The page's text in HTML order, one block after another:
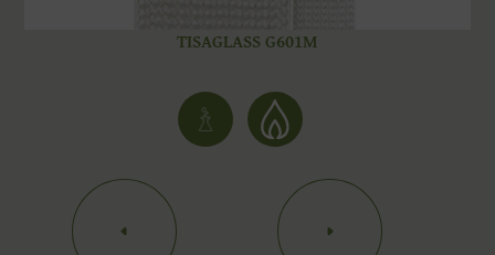
Afficher
plus
d'éléments
Afficher
plus
d'éléments
TISAGLASS G601M
Chimie Flamme